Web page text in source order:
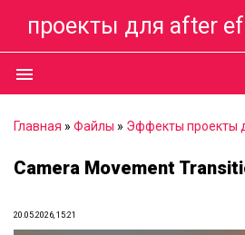
проекты для after
menu
Главная » Файлы » Эффекты проекты
Camera Movement
20.05.2026, 15:21